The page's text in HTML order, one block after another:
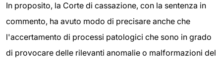
In proposito, la Corte di cassazione, con la sentenza in
commento, ha avuto modo di precisare anche che
l'accertamento di processi patologici che sono in grado
di provocare delle rilevanti anomalie o malformazioni del